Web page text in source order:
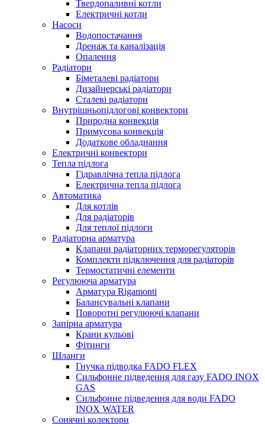
Твердопаливні котли
Електричні котли
Насоси
Водопостачання
Дренаж та каналізація
Опалення
Радіатори
Біметалеві радіатори
Дизайнерські радіатори
Сталеві радіатори
Внутрішньопідлогові конвектори
Природна конвекція
Примусова конвекція
Додаткове обладнання
Електричні конвектори
Тепла підлога
Гідравлічна тепла підлога
Електрична тепла підлога
Автоматика
Для котлів
Для радіаторів
Для теплої підлоги
Радіаторна арматура
Клапани радіаторних терморегуляторів
Комплекти підключення для радіаторів
Термостатичні елементи
Регулююча арматура
Арматура Rigamonti
Балансувальні клапани
Поворотні регулюючі клапани
Запірна арматура
Крани кульові
Фітинги
Шланги
Гнучка підводка FADO FLEX
Сильфонне підведення для газу FADO INOX
GAS
Сильфонне підведення для води FADO
INOX WATER
Сонячні колектори